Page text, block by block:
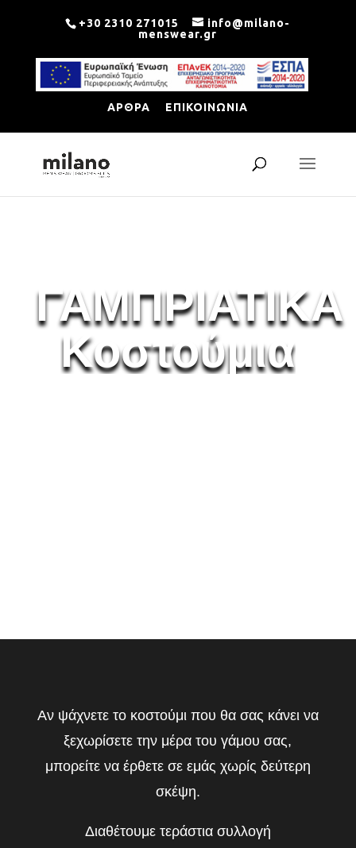
+30 2310 271015
info@milano-
menswear.gr
ΑΡΘΡΑ ΕΠΙΚΟΙΝΩΝΙΑ
ΓΑΜΠΡΙΑΤΙΚΑ
Κοστούμια
Αν ψάχνετε το κοστούμι που θα σας κάνει να
ξεχωρίσετε την μέρα του γάμου σας,
μπορείτε να έρθετε σε εμάς χωρίς δεύτερη
σκέψη.
Διαθέτουμε τεράστια συλλογή